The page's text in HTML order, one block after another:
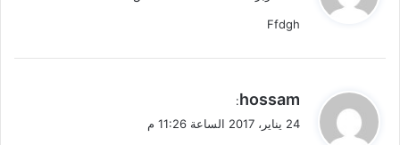
ل
Ffdgh
ي
ق
hossam
:
24 يناير، 2017 الساعة 11:26 م